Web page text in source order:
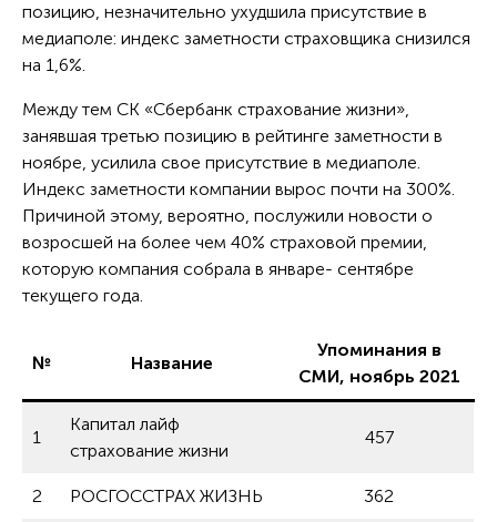
позицию, незначительно ухудшила присутствие в
медиаполе: индекс заметности страховщика снизился
на 1,6%.
Между тем СК «Сбербанк страхование жизни»,
занявшая третью позицию в рейтинге заметности в
ноябре, усилила свое присутствие в медиаполе.
Индекс заметности компании вырос почти на 300%.
Причиной этому, вероятно, послужили новости о
возросшей на более чем 40% страховой премии,
которую компания собрала в январе- сентябре
текущего года.
№ Название
Упоминания в
СМИ, ноябрь 2021
1
Капитал лайф
страхование жизни
457
2 РОСГОССТРАХ ЖИЗНЬ 362